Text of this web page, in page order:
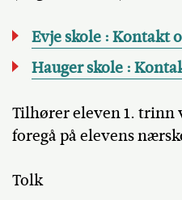
Evje skole : Kontakt
Hauger skole :
Tilhører eleven 1. trinn
foregå på elevens
Tolk